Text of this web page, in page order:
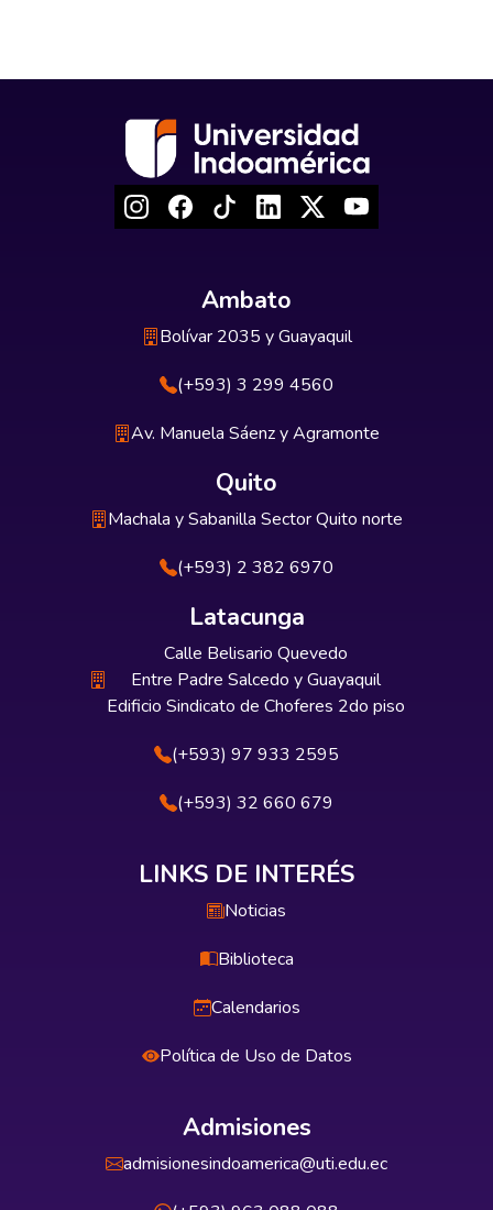
Ambato
Bolívar 2035 y Guayaquil
(+593) 3 299 4560
Av. Manuela Sáenz y Agramonte
Quito
Machala y Sabanilla Sector Quito norte
(+593) 2 382 6970
Latacunga
Calle Belisario Quevedo
Entre Padre Salcedo y Guayaquil
Edificio Sindicato de Choferes 2do piso
(+593) 97 933 2595
(+593) 32 660 679
LINKS DE INTERÉS
Noticias
Biblioteca
Calendarios
Política de Uso de Datos
Admisiones
admisionesindoamerica@uti.edu.ec